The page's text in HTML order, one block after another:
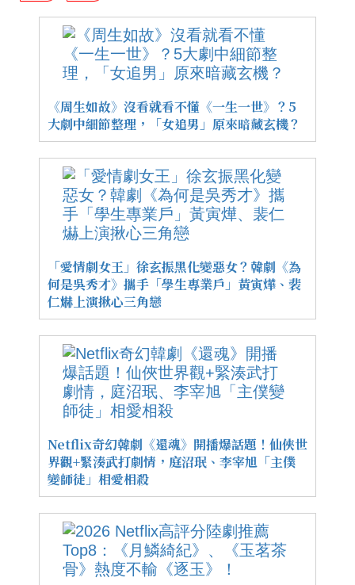
《周生如故》沒看就看不懂《一生一世》？5
大劇中細節整理，「女追男」原來暗藏玄機？
「愛情劇女王」徐玄振黑化變惡女？韓劇《為
何是吳秀才》攜手「學生專業戶」黃寅燁、裴
仁爀上演揪心三角戀
Netflix奇幻韓劇《還魂》開播爆話題！仙俠世
界觀+緊湊武打劇情，庭沼珉、李宰旭「主僕
變師徒」相愛相殺